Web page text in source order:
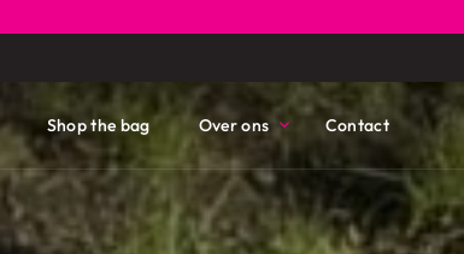
Shop the bag Over ons Contact